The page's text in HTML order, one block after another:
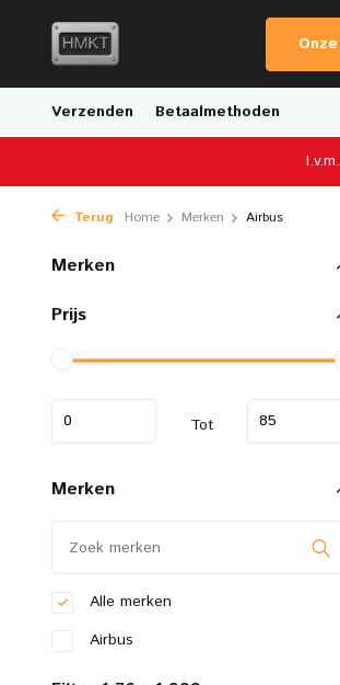
Verzenden Betaalmethoden
Verzending Breed Aanbod van
Terug Home Merken Airbus
Merken
Prijs
Tot
Merken
Alle merken
Airbus